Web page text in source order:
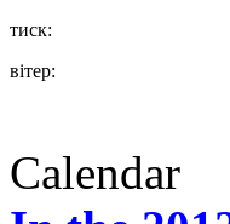
тиск:
вітер:
Calendar